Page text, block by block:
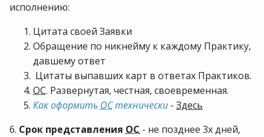
исполнению:
Цитата своей Заявки
Обращение по никнейму к каждому Практику,
давшему ответ
Цитаты выпавших карт в ответах Практиков.
ОС. Развернутая, честная, своевременная.
Как оформить ОСтехнически - Здесь
6. Срок представления ОС - не позднее 3х дней,